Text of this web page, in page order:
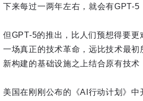
下来每过一两年左右，就会有GPT-
但GPT-5的推出，比人们预想得要更
一场真正的技术革命，远比技术最
新构建的基础设施之上结合原有技术
美国在刚刚公布的《AI行动计划》